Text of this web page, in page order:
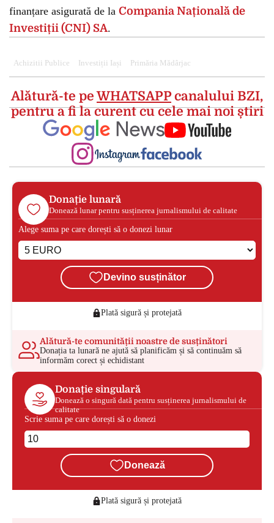
finanțare asigurată de la Compania Națională de
Investiții (CNI) SA.
Achizitii Publice Investiții Iași Primăria Mădârjac
Alătură-te peWHATSAPPcanalului BZI,
pentru a fi la curent cu cele mai noi știri
Donație lunară
Donează lunar pentru susținerea jurnalismului de calitate
Alege suma pe care dorești să o donezi lunar
Devino susținător
Plată sigură și protejată
Alătură-te comunității noastre de susținători
Donația ta lunară ne ajută să planificăm și să continuăm să
informăm corect și echidistant
Donație singulară
Donează o singură dată pentru susținerea jurnalismului de
calitate
Scrie suma pe care dorești să o donezi
Donează
Plată sigură și protejată